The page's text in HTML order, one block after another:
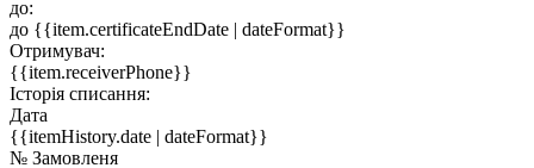
до:
до {{item.certificateEndDate | dateFormat}}
Отримувач:
{{item.receiverPhone}}
Історія списання:
Дата
{{itemHistory.date | dateFormat}}
№ Замовленя